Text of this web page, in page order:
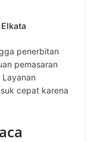
penerbitan
pemasaran
cepat karena